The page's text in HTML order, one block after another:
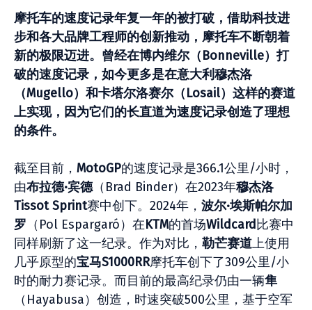
摩托车的速度记录年复一年的被打破，借助科技进
步和各大品牌工程师的创新推动，摩托车不断朝着
新的极限迈进。曾经在博内维尔（Bonneville）打
破的速度记录，如今更多是在意大利穆杰洛
（Mugello）和卡塔尔洛赛尔（Losail）这样的赛道
上实现，因为它们的长直道为速度记录创造了理想
的条件。
截至目前， MotoGP的速度记录是366.1公里/小时，
由布拉德·宾德（Brad Binder）在2023年穆杰洛
Tissot Sprint赛中创下。2024年， 波尔·埃斯帕尔加
罗 （Pol Espargaró）在KTM的首场Wildcard 比赛中
同样刷新了这一纪录。作为对比， 勒芒赛道上使用
几乎原型的宝马S1000RR摩托车创下了309公里/小
时的耐力赛记录。而目前的最高纪录仍由一辆隼
（Hayabusa）创造，时速突破500公里，基于空军